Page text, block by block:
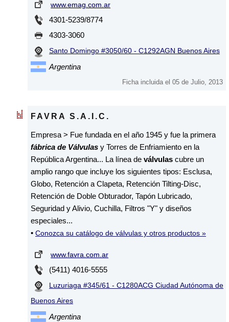
www.emag.com.ar
4301-5239/8774
4303-3060
Santo Domingo #3050/60 - C1292AGN Buenos Aires
Argentina
Ficha incluida el 05 de Julio, 2013
FAVRA S.A.I.C.
Empresa > Fue fundada en el año 1945 y fue la primera
fábrica de Válvulas y Torres de Enfriamiento en la
República Argentina... La línea de válvulas cubre un
amplio rango que incluye los siguientes tipos: Esclusa,
Globo, Retención a Clapeta, Retención Tilting-Disc,
Retención de Doble Obturador, Tapón Lubricado,
Seguridad y Alivio, Cuchilla, Filtros "Y" y diseños
especiales...
• Conozca su catálogo de válvulas y otros productos »
www.favra.com.ar
(5411) 4016-5555
Luzuriaga #345/61 - C1280ACG Ciudad Autónoma de
Buenos Aires
Argentina